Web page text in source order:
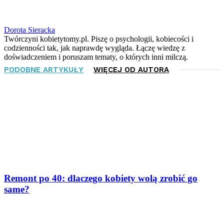
Dorota Sieracka
Twórczyni kobietytomy.pl. Piszę o psychologii, kobiecości i
codzienności tak, jak naprawdę wygląda. Łączę wiedzę z
doświadczeniem i poruszam tematy, o których inni milczą.
PODOBNE ARTYKUŁY WIĘCEJ OD AUTORA
Remont po 40: dlaczego kobiety wolą zrobić go
same?